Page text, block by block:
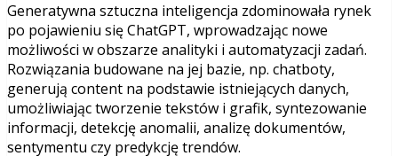
Generatywna sztuczna inteligencja zdominowała rynek
po pojawieniu się ChatGPT, wprowadzając nowe
możliwości w obszarze analityki i automatyzacji zadań.
Rozwiązania budowane na jej bazie, np. chatboty,
generują content na podstawie istniejących danych,
umożliwiając tworzenie tekstów i grafik, syntezowanie
informacji, detekcję anomalii, analizę dokumentów,
sentymentu czy predykcję trendów.